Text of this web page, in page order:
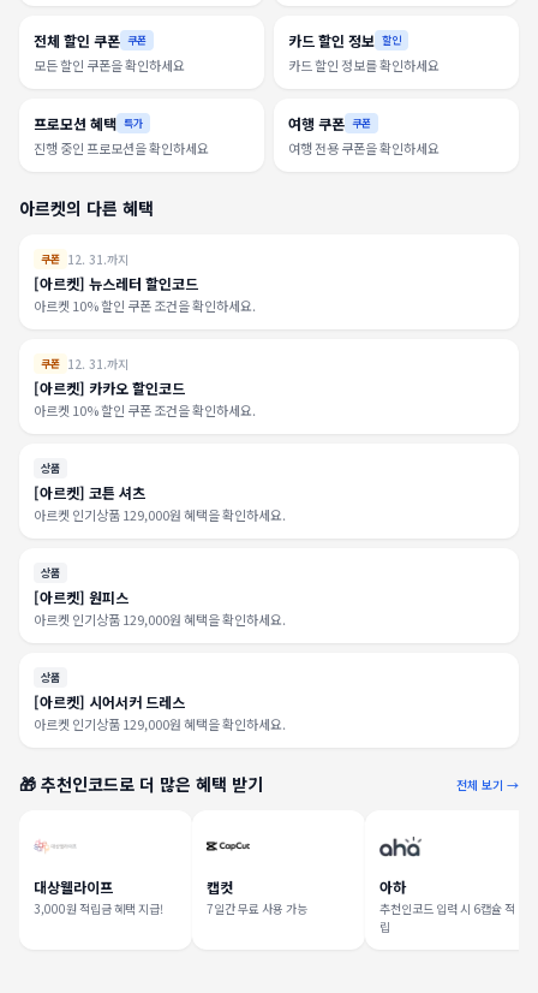
전체 할인 쿠폰 쿠폰
모든 할인 쿠폰을 확인하세요
카드 할인 정보 할인
카드 할인 정보를 확인하세요
프로모션 혜택 특가
진행 중인 프로모션을 확인하세요
여행 쿠폰 쿠폰
여행 전용 쿠폰을 확인하세요
아르켓의 다른 혜택
쿠폰 12. 31.까지
[아르켓] 뉴스레터 할인코드
아르켓 10% 할인 쿠폰 조건을 확인하세요.
쿠폰 12. 31.까지
[아르켓] 카카오 할인코드
아르켓 10% 할인 쿠폰 조건을 확인하세요.
상품
[아르켓] 코튼 셔츠
아르켓 인기상품 129,000원 혜택을 확인하세요.
상품
[아르켓] 원피스
아르켓 인기상품 129,000원 혜택을 확인하세요.
상품
[아르켓] 시어서커 드레스
아르켓 인기상품 129,000원 혜택을 확인하세요.
🎁 추천인코드로 더 많은 혜택 받기 전체 보기 →
대상웰라이프
3,000원 적립금 혜택 지급!
캡컷
7일간 무료 사용 가능
아하
추천인코드 입력 시 6캡슐 적
립